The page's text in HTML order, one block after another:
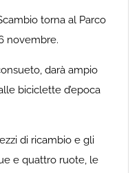
torna al Parco
novembre.
darà ampio
biciclette d’epoca
di ricambio e gli
e quattro ruote, le